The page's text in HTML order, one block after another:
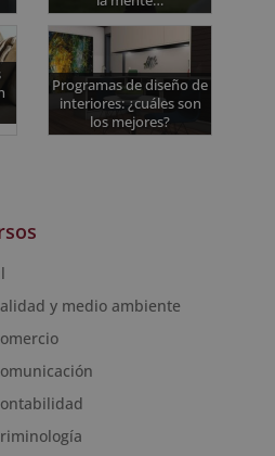
Programas de diseño de
interiores: ¿cuáles son
los mejores?
y medio ambiente